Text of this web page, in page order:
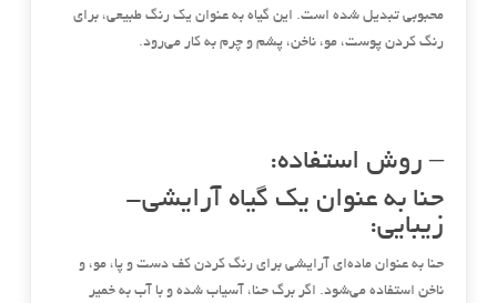
محبوبی تبدیل شده است. این گیاه به عنوان یک رنگ طبیعی، برای
رنگ کردن پوست، مو، ناخن، پشم و چرم به کار می‌رود.
– روش استفاده:
حنا به عنوان یک گیاه آرایشی-
زیبایی:
حنا به عنوان ماده‌ای آرایشی برای رنگ کردن کف دست و پا، مو، و
ناخن استفاده می‌شود. اگر برگ حنا، آسیاب شده و با آب به خمیر